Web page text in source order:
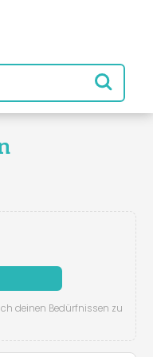
deinen Bedürfnissen zu